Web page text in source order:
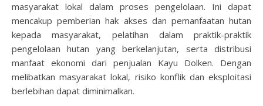
masyarakat lokal dalam proses pengelolaan. Ini dapat
mencakup pemberian hak akses dan pemanfaatan hutan
kepada masyarakat, pelatihan dalam praktik-praktik
pengelolaan hutan yang berkelanjutan, serta distribusi
manfaat ekonomi dari penjualan Kayu Dolken. Dengan
melibatkan masyarakat lokal, risiko konflik dan eksploitasi
berlebihan dapat diminimalkan.